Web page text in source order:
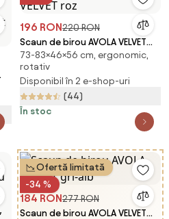
196 RON220 RON
Scaun de birou AVOLA VELVET
roz
73-83×46×56 cm, ergonomic,
rotativ
Disponibil în 2 e-shop-uri
(44)
În stoc
Ofertă limitată
-34 %
184 RON277 RON
Scaun de birou AVOLA VELVET